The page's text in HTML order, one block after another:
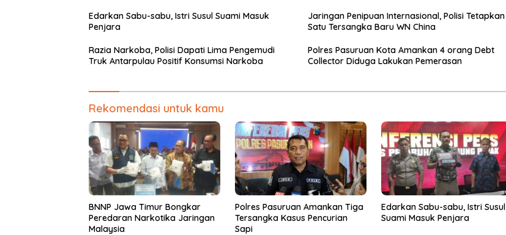
Edarkan Sabu-sabu, Istri Susul Suami Masuk
Penjara
Jaringan Penipuan Internasional, Polisi Tetapkan
Satu Tersangka Baru WN China
Razia Narkoba, Polisi Dapati Lima Pengemudi
Truk Antarpulau Positif Konsumsi Narkoba
Polres Pasuruan Kota Amankan 4 orang Debt
Collector Diduga Lakukan Pemerasan
Rekomendasi untuk kamu
BNNP Jawa Timur Bongkar
Peredaran Narkotika Jaringan
Malaysia
Polres Pasuruan Amankan Tiga
Tersangka Kasus Pencurian
Sapi
Edarkan Sabu-sabu, Istri Susul
Suami Masuk Penjara